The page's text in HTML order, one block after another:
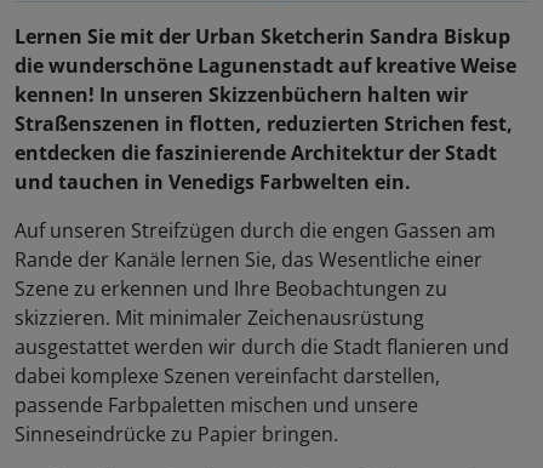
Lernen Sie mit der Urban Sketcherin Sandra Biskup
die wunderschöne Lagunenstadt auf kreative Weise
kennen! In unseren Skizzenbüchern halten wir
Straßenszenen in flotten, reduzierten Strichen fest,
entdecken die faszinierende Architektur der Stadt
und tauchen in Venedigs Farbwelten ein.
Auf unseren Streifzügen durch die engen Gassen am
Rande der Kanäle lernen Sie, das Wesentliche einer
Szene zu erkennen und Ihre Beobachtungen zu
skizzieren. Mit minimaler Zeichenausrüstung
ausgestattet werden wir durch die Stadt flanieren und
dabei komplexe Szenen vereinfacht darstellen,
passende Farbpaletten mischen und unsere
Sinneseindrücke zu Papier bringen.